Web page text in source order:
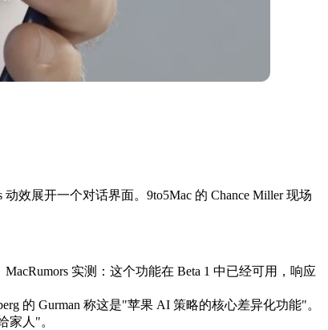
效展开一个对话界面。9to5Mac 的 Chance Miller 现场
实测：这个功能在 Beta 1 中已经可用，响应
的 Gurman 称这是"苹果 AI 策略的核心差异化功能"。
家人"。